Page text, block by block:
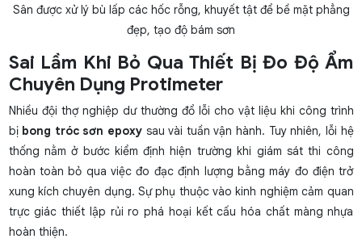
Sân được xử lý bù lấp các hốc rỗng, khuyết tật để bề mặt phẳng
đẹp, tạo độ bám sơn
Sai Lầm Khi Bỏ Qua Thiết Bị Đo Độ Ẩm
Chuyên Dụng Protimeter
Nhiều đội thợ nghiệp dư thường đổ lỗi cho vật liệu khi công trình
bị bong tróc sơn epoxysau vài tuần vận hành. Tuy nhiên, lỗi hệ
thống nằm ở bước kiểm định hiện trường khi giám sát thi công
hoàn toàn bỏ qua việc đo đạc định lượng bằng máy đo điện trở
xung kích chuyên dụng. Sự phụ thuộc vào kinh nghiệm cảm quan
trực giác thiết lập rủi ro phá hoại kết cấu hóa chất màng nhựa
hoàn thiện.